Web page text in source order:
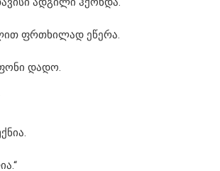
ფრთხილად ეწერა.
დადო.